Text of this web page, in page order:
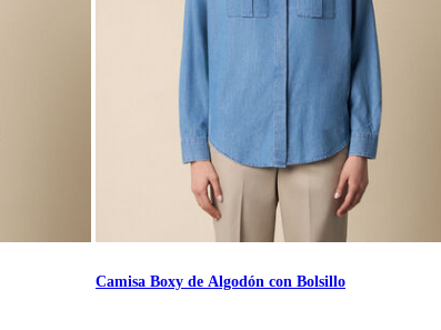
Camisa Boxy de Algodón con Bolsillo